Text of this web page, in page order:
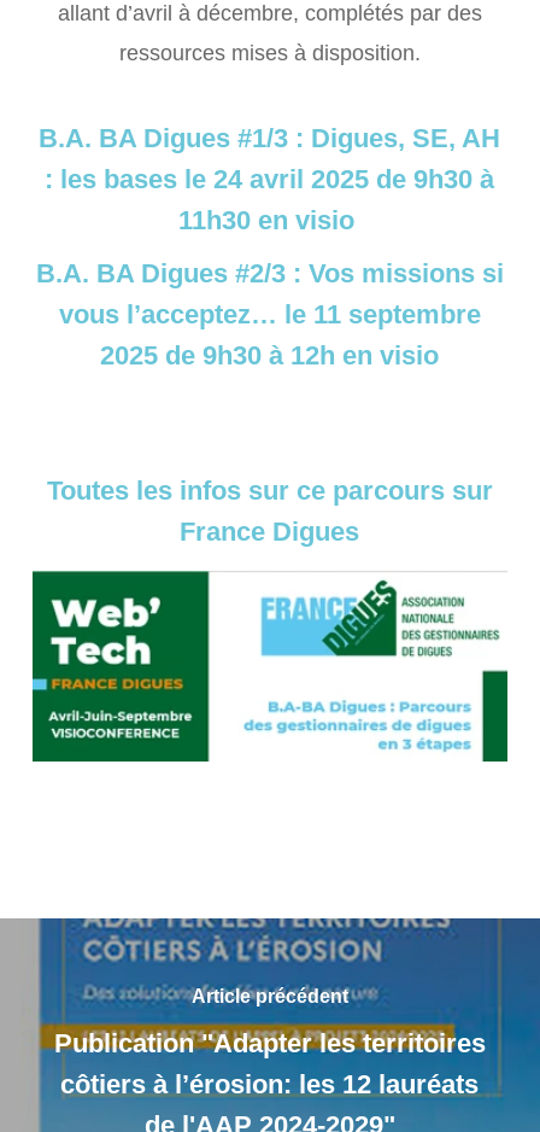
allant d’avril à décembre, complétés par des
ressources mises à disposition.
B.A. BA Digues #1/3 : Digues, SE, AH
: les bases le 24 avril 2025 de 9h30 à
11h30 en visio
B.A. BA Digues #2/3 : Vos missions si
vous l’acceptez… le 11 septembre
2025 de 9h30 à 12h en visio
Toutes les infos sur ce parcours sur
France Digues
Article précédent
Publication "Adapter les territoires
côtiers à l’érosion: les 12 lauréats
de l'AAP 2024-2029"